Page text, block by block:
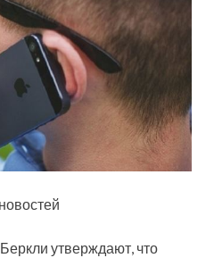
утверждают, что